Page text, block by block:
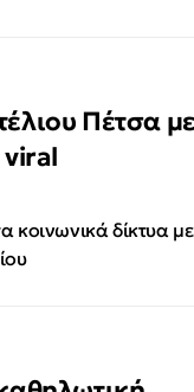
Πέτσα
viral
κοινωνικά δίκτυα με